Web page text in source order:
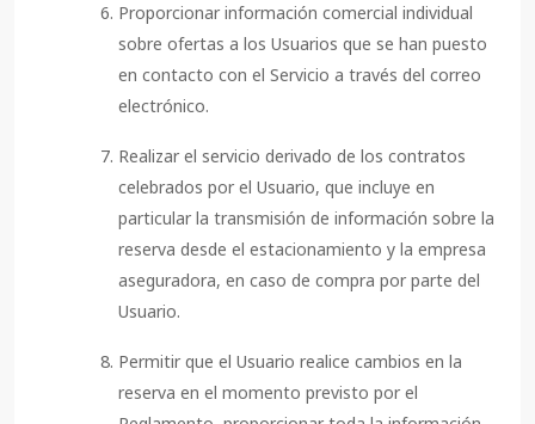
Proporcionar información comercial individual
sobre ofertas a los Usuarios que se han puesto
en contacto con el Servicio a través del correo
electrónico.
Realizar el servicio derivado de los contratos
celebrados por el Usuario, que incluye en
particular la transmisión de información sobre la
reserva desde el estacionamiento y la empresa
aseguradora, en caso de compra por parte del
Usuario.
Permitir que el Usuario realice cambios en la
reserva en el momento previsto por el